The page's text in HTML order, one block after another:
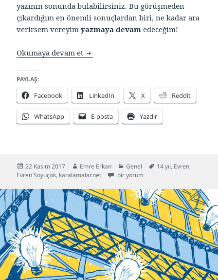
yazının sonunda bulabilirsiniz. Bu görüşmeden
çıkardığım en önemli sonuçlardan biri, ne kadar ara
verirsem vereyimyazmaya devam edeceğim!
Okumaya devam et Yazmaya devam! Çünkü daha
PAYLAŞ:
Facebook LinkedIn X Reddit
WhatsApp E-posta Yazdır
Yayın
tarihi
22 Kasım 2017 Yazar
Emre Erkan Kategoriler
Genel Etiketler
14 yıl, Evren,
Evren Soyuçok, karalamalar.net Yazmaya devam! Çünkü daha
bir yorum